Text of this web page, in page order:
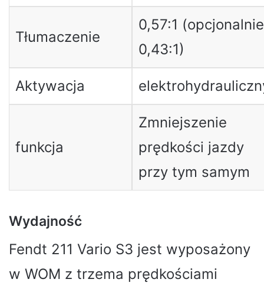
Tłumaczenie
0,57:1 (opcjonalnie
0,43:1)
Aktywacja
funkcja
Zmniejszenie
prędkości jazdy
przy tym samym
Wydajność
Fendt 211 Vario S3 jest wyposażony
w WOM z trzema prędkościami